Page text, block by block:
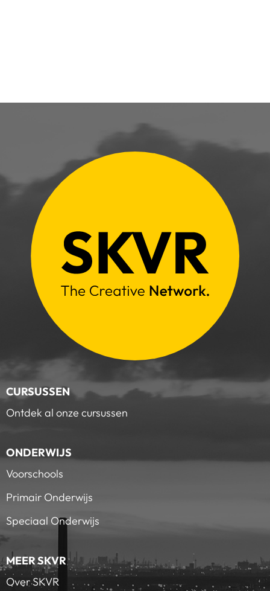
CURSUSSEN
Ontdek al onze cursussen
ONDERWIJS
Voorschools
Primair Onderwijs
Speciaal Onderwijs
MEER SKVR
Over SKVR